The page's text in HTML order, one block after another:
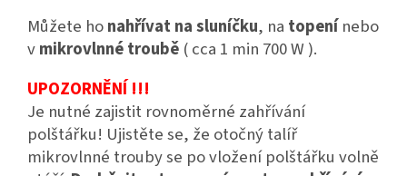
Můžete honahřívat na sluníčku, na topenínebo
vmikrovlnné troubě ( cca 1 min 700 W ).
UPOZORNĚNÍ !!!
Je nutné zajistit rovnoměrné zahřívání
polštářku! Ujistěte se, že otočný talíř
mikrovlnné trouby se po vložení polštářku volně